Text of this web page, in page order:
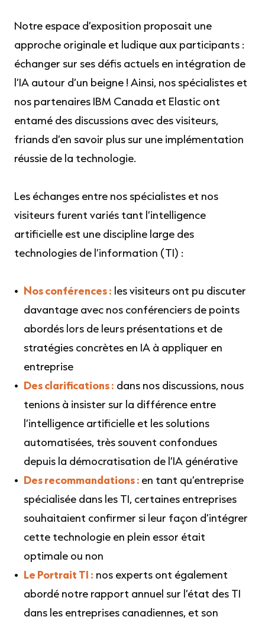
Notre espace d’exposition proposait une
approche originale et ludique aux participants :
échanger sur ses défis actuels en intégration de
l’IA autour d’un beigne ! Ainsi, nos spécialistes et
nos partenaires IBM Canada et Elastic ont
entamé des discussions avec des visiteurs,
friands d’en savoir plus sur une implémentation
réussie de la technologie.
Les échanges entre nos spécialistes et nos
visiteurs furent variés tant l’intelligence
artificielle est une discipline large des
technologies de l’information (TI) :
Nos conférences : les visiteurs ont pu discuter
davantage avec nos conférenciers de points
abordés lors de leurs présentations et de
stratégies concrètes en IA à appliquer en
entreprise
Des clarifications : dans nos discussions, nous
tenions à insister sur la différence entre
l’intelligence artificielle et les solutions
automatisées, très souvent confondues
depuis la démocratisation de l’IA générative
Des recommandations : en tant qu’entreprise
spécialisée dans les TI, certaines entreprises
souhaitaient confirmer si leur façon d’intégrer
cette technologie en plein essor était
optimale ou non
Le Portrait TI : nos experts ont également
abordé notre rapport annuel sur l’état des TI
dans les entreprises canadiennes, et son